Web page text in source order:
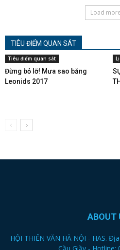
Load more
TIÊU ĐIỂM QUAN SÁT
Tiêu điểm quan sát
Đừng bỏ lỡ! Mưa sao băng
Leonids 2017
ABOUT
HỘI THIÊN VĂN HÀ NỘI - HAS.